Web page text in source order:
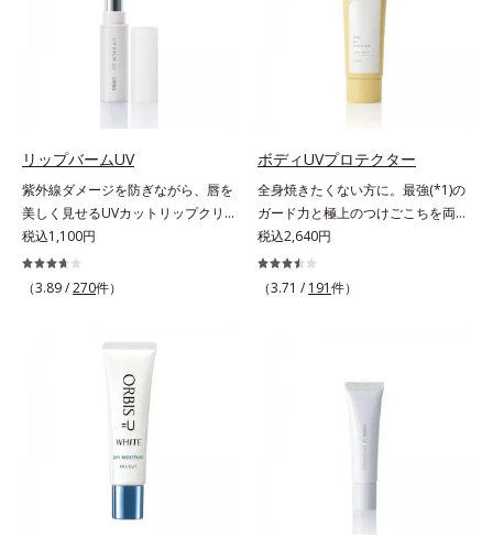
アイテムは本来多くのオイルが必要
ですが、オルビス ミスターは少な
いオイル(*1)でも多くのUVカット成
分を抱え込む技術を採用しました。
さらに皮脂吸着パウダー(*2)も配
合。ベタつきにくいみずみずしい使
用感で、塗ることでスキンケア後の
男性の悩み、シミ(*3)とテカリ(*4)
の両方に応えるアイテムです。*1
自社比較*2 アクリレーツコポリマ
ー配合＝化粧持ち向上成分*3 日焼
けによるシミ予防*4 皮脂吸着によ
も、素肌のような透明美肌を叶える
秘密は「スムースヴェールパウダー
(*1)」にあります。7種の球状粉体
(*2)が凹凸を埋めて、肌に薄いヴェ
ールをかけるようにカバー。さらに
肌のようなナチュラルなツヤ感を演
出します。また、皮脂を吸着する
「あぶらとりパウダー(*3)」を配合
し、くずれ＆テカリを防いでサラサ
ラ肌が長時間続きます。パウダータ
イプながら、SPF50+・PA++++。パ
ウダーならではの軽いつけごこち
ャーにも大活躍してくれます。*1
シリカ、セルロース、窒化ホウ素配
合＝セミマット肌を叶える球状と板
状の粉体*2 シリカ6種類、セルロー
ス*3 シリカ配合＝皮脂を吸着する
リップバームUV
紫外線ダメージを防ぎながら、唇を
美しく見せるUVカットリップクリ
ーム。UV対策を忘れがちな唇に。
紫外線をカットしながら、顔色をパ
ッと明るく見せるUVカットリップ
乾燥を引き起こしがち。そこで
SPF25・PA++のUVカット効果のあ
るリップクリームで、顔だけでなく
唇もしっかりUV対策しましょう。2
種類の保湿成分（加水分解コラーゲ
ン、ゲットウ葉エキス）を配合して
いるから、カサつき・くすみ(*)など
の乾燥悩みも解決＆うるおい長持
税込1,100円
（3.89 /270件）
ボディUVプロテクター
全身焼きたくない方に。最強(*1)の
ガード力と極上のつけごこちを両
立。“肌を整える”日焼け止め。絶対
に焼きたくない方に。SPF50+・
PA++++。最強(*1)のガード力を持
とで粉体同士が凝集し、膜の強度が
アップ。こすれへの耐性も強く、
UVカット効果の低下を予防しま
す。それでいて、肌にスルスルのび
毎日使いたくなる極上のつけごこ
ち。さらに、塗るたびにうれしいス
税込2,640円
（3.71 / 191件）